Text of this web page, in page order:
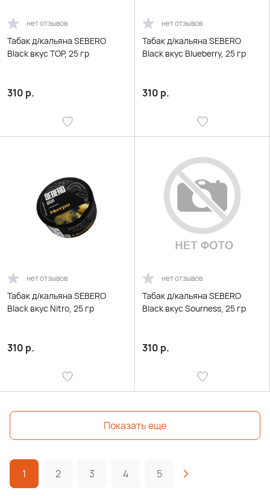
нет отзывов
Табак д/кальяна SEBERO
Black вкус TOP, 25 гр
310 р.
нет отзывов
Табак д/кальяна SEBERO
Black вкус Blueberry, 25 гр
310 р.
нет отзывов
Табак д/кальяна SEBERO
Black вкус Nitro, 25 гр
310 р.
нет отзывов
Табак д/кальяна SEBERO
Black вкус Sourness, 25 гр
310 р.
Показать еще
1 2 3 4 5